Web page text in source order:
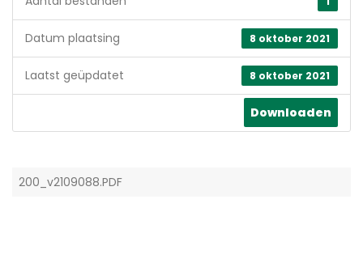
8 oktober 2021
Datum plaatsing
8 oktober 2021
Laatst geüpdatet
Downloaden
200_v2109088.PDF